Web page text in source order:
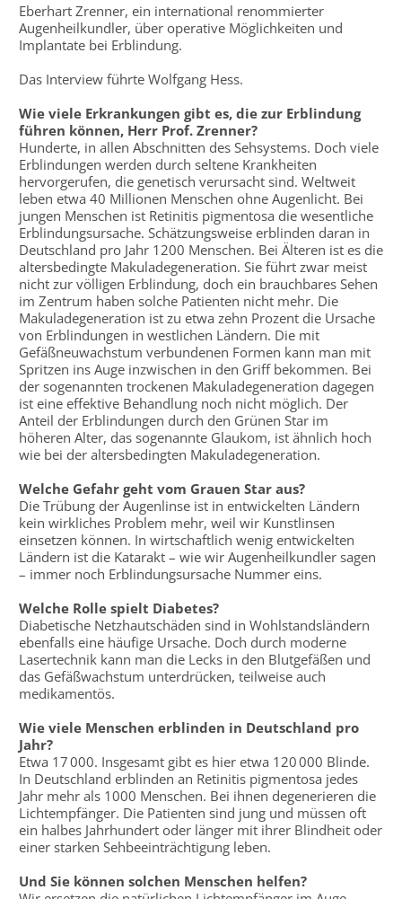
Eberhart Zrenner, ein international renommierter
Augenheilkundler, über operative Möglichkeiten und
Implantate bei Erblindung.
Das Interview führte Wolfgang Hess.
Wie viele Erkrankungen gibt es, die zur Erblindung
führen können, Herr Prof. Zrenner?
Hunderte, in allen Abschnitten des Sehsystems. Doch viele
Erblindungen werden durch seltene Krankheiten
hervorgerufen, die genetisch verursacht sind. Weltweit
leben etwa 40 Millionen Menschen ohne Augenlicht. Bei
jungen Menschen ist Retinitis pigmentosa die wesentliche
Erblindungsursache. Schätzungsweise erblinden daran in
Deutschland pro Jahr 1200 Menschen. Bei Älteren ist es die
altersbedingte Makuladegeneration. Sie führt zwar meist
nicht zur völligen Erblindung, doch ein brauchbares Sehen
im Zentrum haben solche Patienten nicht mehr. Die
Makuladegeneration ist zu etwa zehn Prozent die Ursache
von Erblindungen in westlichen Ländern. Die mit
Gefäßneuwachstum verbundenen Formen kann man mit
Spritzen ins Auge inzwischen in den Griff bekommen. Bei
der sogenannten trockenen Makuladegeneration dagegen
ist eine effektive Behandlung noch nicht möglich. Der
Anteil der Erblindungen durch den Grünen Star im
höheren Alter, das sogenannte Glaukom, ist ähnlich hoch
wie bei der altersbedingten Makuladegeneration.
Welche Gefahr geht vom Grauen Star aus?
Die Trübung der Augenlinse ist in entwickelten Ländern
kein wirkliches Problem mehr, weil wir Kunstlinsen
einsetzen können. In wirtschaftlich wenig entwickelten
Ländern ist die Katarakt – wie wir Augenheilkundler sagen
– immer noch Erblindungsursache Nummer eins.
Welche Rolle spielt Diabetes?
Diabetische Netzhautschäden sind in Wohlstandsländern
ebenfalls eine häufige Ursache. Doch durch moderne
Lasertechnik kann man die Lecks in den Blutgefäßen und
das Gefäßwachstum unterdrücken, teilweise auch
medikamentös.
Wie viele Menschen erblinden in Deutschland pro
Jahr?
Etwa 17 000. Insgesamt gibt es hier etwa 120 000 Blinde.
In Deutschland erblinden an Retinitis pigmentosa jedes
Jahr mehr als 1000 Menschen. Bei ihnen degenerieren die
Lichtempfänger. Die Patienten sind jung und müssen oft
ein halbes Jahrhundert oder länger mit ihrer Blindheit oder
einer starken Sehbeeinträchtigung leben.
Und Sie können solchen Menschen helfen?